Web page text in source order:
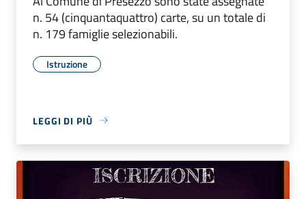
n. 54 (cinquantaquattro) carte, su un totale di
n. 179 famiglie selezionabili.
Istruzione
LEGGI DI PIÙ